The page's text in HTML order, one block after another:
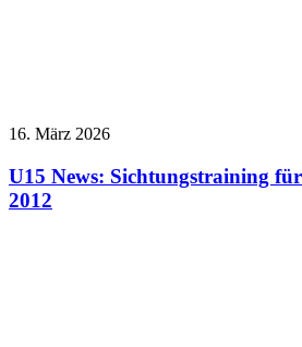
16. März 2026
U15 News: Sichtungstraining
2012